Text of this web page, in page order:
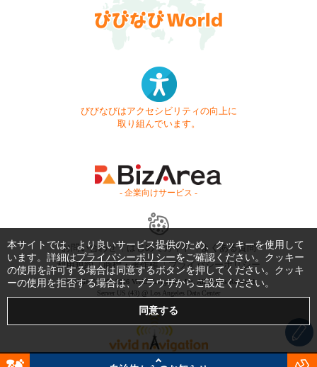
びびなびはアクセシビリティの向上に
取り組んでいます。
- 企業向けサービス -
お問い合わせ はじめてガイド
よくある質問
利用規約
商標・著作権 プライバシーポリシー
Copyright © 1999-2026 Vivid Navigation, Inc. All Rights Reserved.
Server US (43) @ Los Angeles Data Center
本サイトでは、より良いサービス提供のため、クッキーを使用して
います。詳細はプライバシーポリシーをご確認ください。クッキー
の使用を許可する場合は同意するボタンを押してください。クッキ
ーの使用を拒否する場合は、ブラウザからご設定ください。